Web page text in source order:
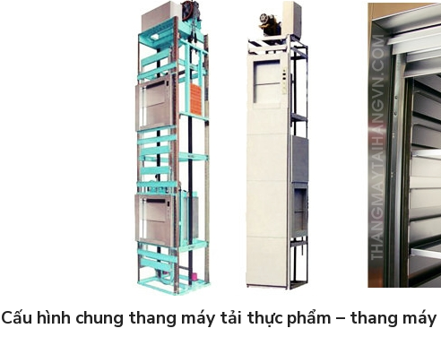
Cấu hình chung thang máy tải thực phẩm – thang